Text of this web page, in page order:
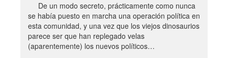
De un modo secreto, prácticamente como nunca
se había puesto en marcha una operación política en
esta comunidad, y una vez que los viejos dinosaurios
parece ser que han replegado velas
(aparentemente) los nuevos políticos…